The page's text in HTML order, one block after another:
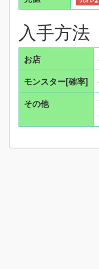
入手方法
お店
モンスター[確率]
その他